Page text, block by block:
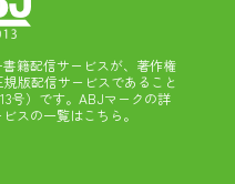
籍配信サービスが、著作権
版配信サービスであること
号）です。ABJマークの詳
スの一覧はこちら。